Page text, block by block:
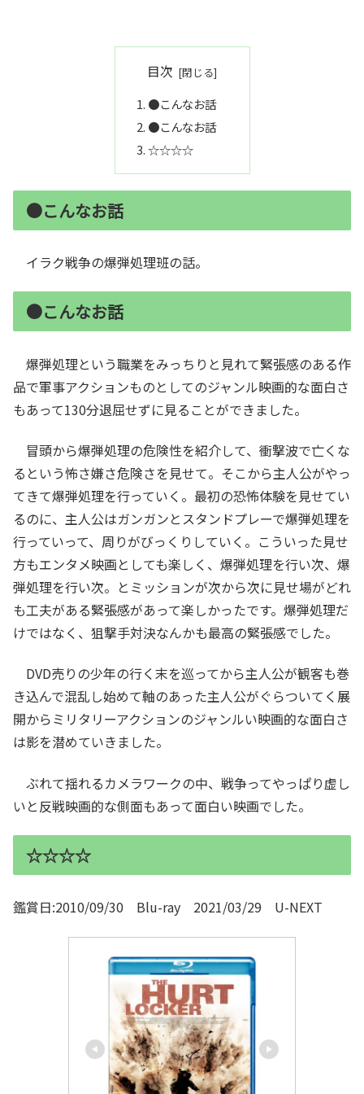
目次
●こんなお話
●こんなお話
☆☆☆☆
●こんなお話
イラク戦争の爆弾処理班の話。
●こんなお話
爆弾処理という職業をみっちりと見れて緊張感のある作
品で軍事アクションものとしてのジャンル映画的な面白さ
もあって130分退屈せずに見ることができました。
冒頭から爆弾処理の危険性を紹介して、衝撃波で亡くな
るという怖さ嫌さ危険さを見せて。そこから主人公がやっ
てきて爆弾処理を行っていく。最初の恐怖体験を見せてい
るのに、主人公はガンガンとスタンドプレーで爆弾処理を
行っていって、周りがびっくりしていく。こういった見せ
方もエンタメ映画としても楽しく、爆弾処理を行い次、爆
弾処理を行い次。とミッションが次から次に見せ場がどれ
も工夫がある緊張感があって楽しかったです。爆弾処理だ
けではなく、狙撃手対決なんかも最高の緊張感でした。
DVD売りの少年の行く末を巡ってから主人公が観客も巻
き込んで混乱し始めて軸のあった主人公がぐらついてく展
開からミリタリーアクションのジャンルい映画的な面白さ
は影を潜めていきました。
ぶれて揺れるカメラワークの中、戦争ってやっぱり虚し
いと反戦映画的な側面もあって面白い映画でした。
☆☆☆☆
鑑賞日:2010/09/30 Blu-ray 2021/03/29 U-NEXT